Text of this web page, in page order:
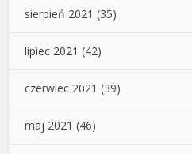
sierpień 2021 (35)
lipiec 2021 (42)
czerwiec 2021 (39)
maj 2021 (46)